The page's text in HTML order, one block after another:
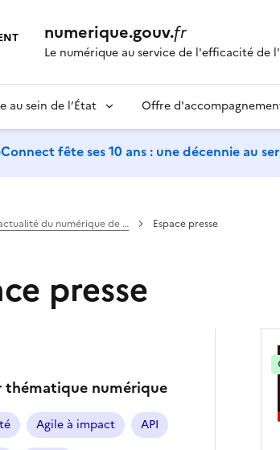
numerique.gouv.fr
Le numérique au service de l'efficacité de
au sein de l’État Offre
fête ses 10 ans : une décennie au
du numérique de … Espace presse
presse
thématique numérique
Agile à impact API